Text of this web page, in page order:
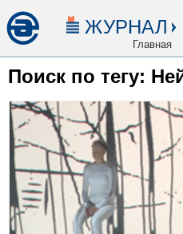
ЖУРНАЛ
Главная
Поиск по тегу: